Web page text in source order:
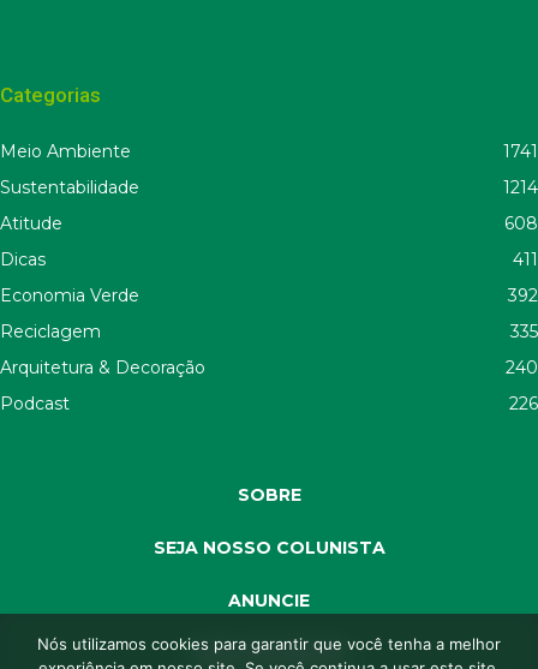
Categorias
Meio Ambiente
1741
Sustentabilidade
1214
Atitude
608
Dicas
411
Economia Verde
392
Reciclagem
335
Arquitetura & Decoração
240
Podcast
226
SOBRE
SEJA NOSSO COLUNISTA
ANUNCIE
SEJA APOIADOR
Nós utilizamos cookies para garantir que você tenha a melhor